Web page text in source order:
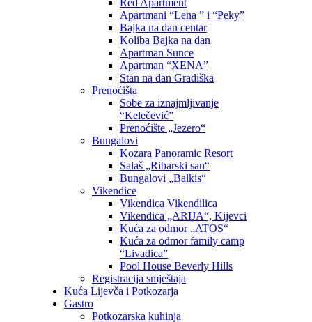
Red Apartment
Apartmani “Lena ” i “Peky”
Bajka na dan centar
Koliba Bajka na dan
Apartman Sunce
Apartman “XENA”
Stan na dan Gradiška
Prenoćišta
Sobe za iznajmljivanje
“Kelečević”
Prenoćište „Jezero“
Bungalovi
Kozara Panoramic Resort
Salaš „Ribarski san“
Bungalovi „Balkis“
Vikendice
Vikendica Vikendilica
Vikendica „ARIJA“, Kijevci
Kuća za odmor „ATOS“
Kuća za odmor family camp
“Livadica”
Pool House Beverly Hills
Registracija smještaja
Kuća Lijevča i Potkozarja
Gastro
Potkozarska kuhinja